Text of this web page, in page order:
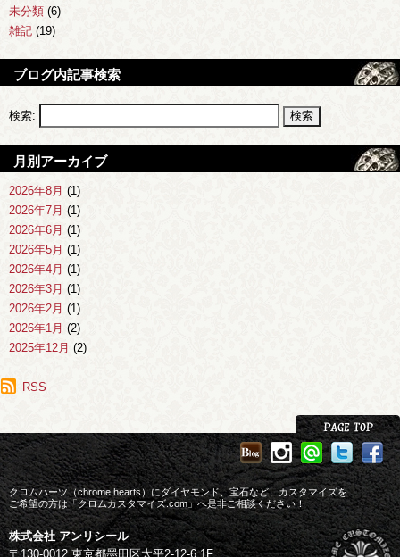
未分類 (6)
雑記 (19)
ブログ内記事検索
検索:
月別アーカイブ
2026年8月 (1)
2026年7月 (1)
2026年6月 (1)
2026年5月 (1)
2026年4月 (1)
2026年3月 (1)
2026年2月 (1)
2026年1月 (2)
2025年12月 (2)
2025年10月
2025年7月(1)
2025年6月(3)
2025年4月(1)
2025年3月(1)
2025年2月(1)
2025年1月(1)
RSS
クロムハーツ（chrome hearts）にダイヤモンド、宝石など、カスタマイズを
ご希望の方は「クロムカスタマイズ.com」へ是非ご相談ください！
株式会社 アンリシール
〒130-0012 東京都墨田区太平2-12-6 1F